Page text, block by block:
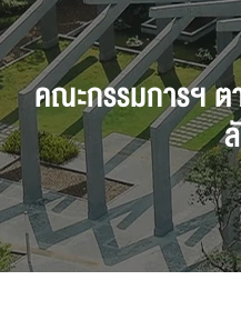
คณะกรรมการฯ